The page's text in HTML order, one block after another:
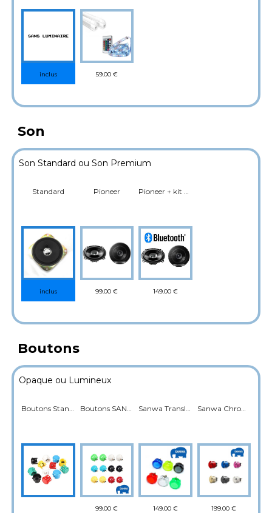
inclus 59.00 €
Son
Son Standard ou Son Premium
Standard
inclus
Pioneer
99.00 €
Pioneer + kit Bluetooth (Musique)
149.00 €
Boutons
Opaque ou Lumineux
Boutons Standard Boutons SANWA
99.00 €
Sanwa Translucide Rétroéclairé
149.00 €
Sanwa Chromé
199.00 €